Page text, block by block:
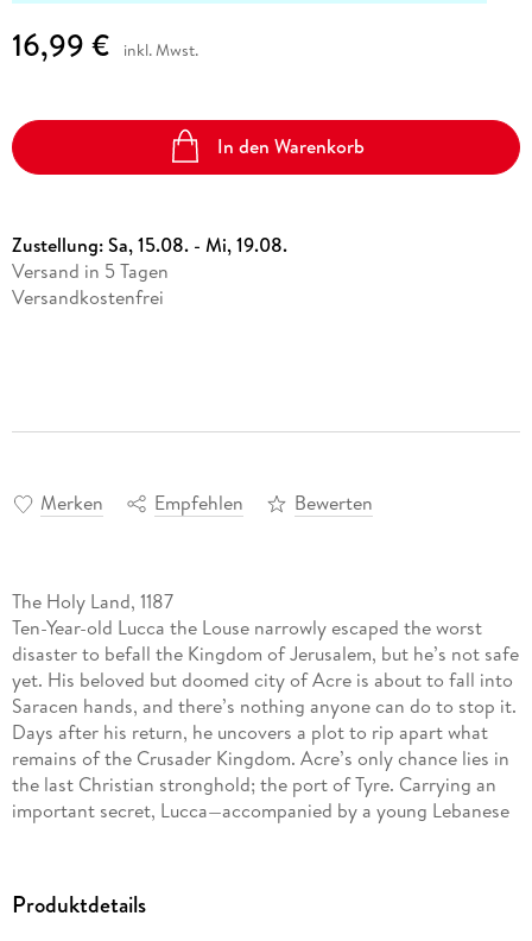
16,99 € inkl. Mwst.
In den Warenkorb
Zustellung:Sa, 15.08. - Mi, 19.08.
Versand in 5 Tagen
Versandkostenfrei
Merken Empfehlen Bewerten
The Holy Land, 1187
Ten-Year-old Lucca the Louse narrowly escaped the worst
disaster to befall the Kingdom of Jerusalem, but he’s not safe
yet. His beloved but doomed city of Acre is about to fall into
Saracen hands, and there’s nothing anyone can do to stop it.
Days after his return, he uncovers a plot to rip apart what
remains of the Crusader Kingdom. Acre’s only chance lies in
the last Christian stronghold; the port of Tyre. Carrying an
important secret, Lucca—accompanied by a young Lebanese
too little, too late?
Produktdetails